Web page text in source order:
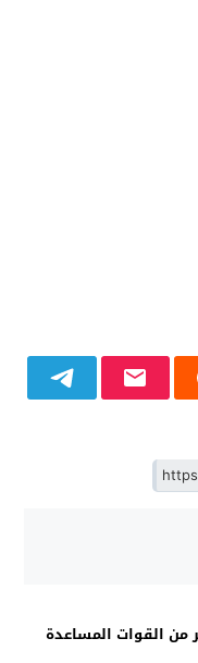
من القوات المساعدة